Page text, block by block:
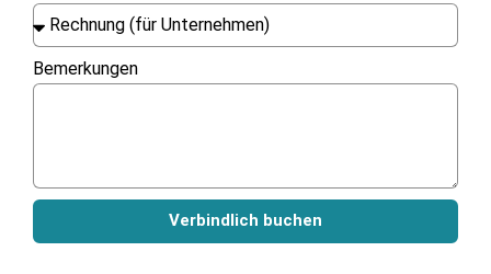
Bemerkungen
Verbindlich buchen